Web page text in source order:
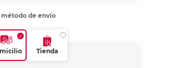
de envío
Tienda